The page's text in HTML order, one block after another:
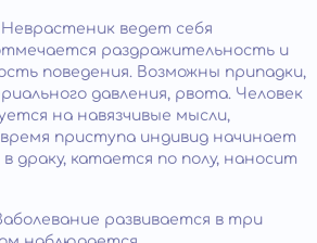
ведет себя
раздражительность и
поведения. Возможны припадки,
давления, рвота. Человек
на навязчивые мысли,
время приступа индивид начинает
драку, катается по полу, наносит
развивается в три